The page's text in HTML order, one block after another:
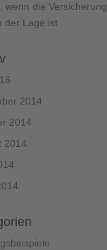
wenn die Versicherung
der Lage ist
2014
2014
2014